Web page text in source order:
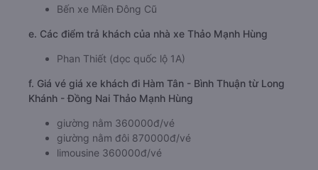
khoảng: 4.4 giờ
d. Các điểm đón khách của nhà xe Thảo Mạnh Hùng
Bến xe Miền Đông Cũ
e. Các điểm trả khách của nhà xe Thảo Mạnh Hùng
f. Giá vé giá xe khách đi Hàm Tân - Bình Thuận từ Long
Khánh - Đồng Nai Thảo Mạnh Hùng